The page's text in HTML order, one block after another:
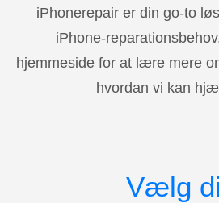
iPhonerepair er din go-to
iPhone-
hjemmeside for at lære mere
hvordan vi kan
Vælg